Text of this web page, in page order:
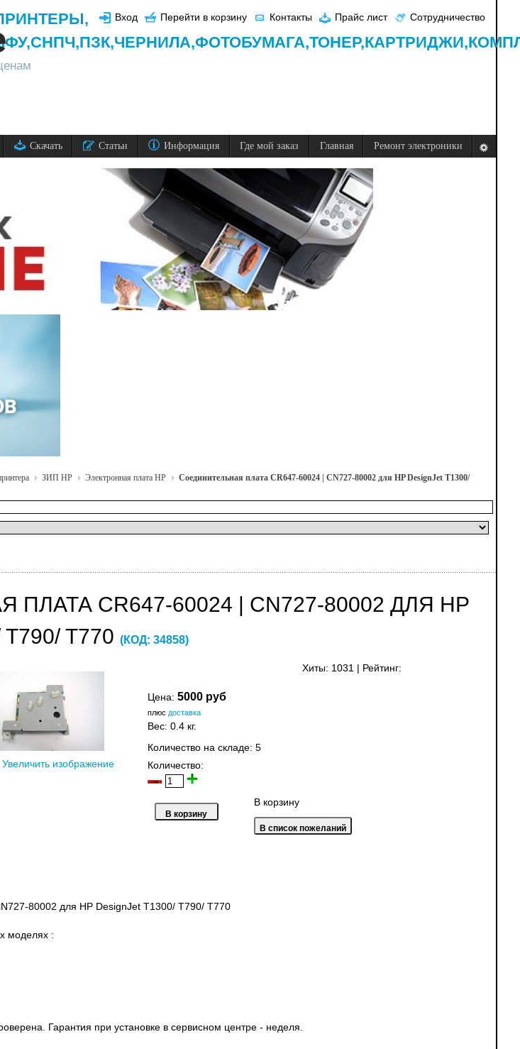
Вход Перейти в корзину Контакты Прайс лист Сотрудничество
,
СНПЧ,ПЗК,ЧЕРНИЛА,ФОТОБУМАГА,ТОНЕР,КАРТРИДЖИ,
Скачать Статьи Информация Где мой заказ Главная Ремонт электроники
ЗИП HP Электронная плата HP
Соединительная плата CR647-60024 | CN727-80002 для HP DesignJet T1300/
CR647-60024 | CN727-80002 ДЛЯ HP
T770 (КОД: 34858)
Хиты: 1031 Рейтинг:
Увеличить изображение
Цена: 5000 руб
плюс доставка
Вес: 0.4 кг.
Количество на складе: 5
Количество:
В корзину
80002 для HP DesignJet T1300/ T790/ T770
моделях :
Гарантия при установке в сервисном центре - неделя.